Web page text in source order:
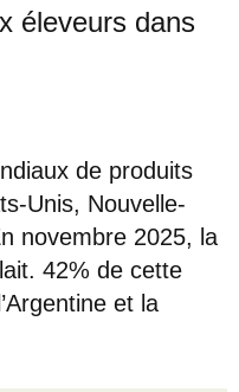
éleveurs dans
de produits
Unis, Nouvelle-
novembre 2025, la
42% de cette
et la